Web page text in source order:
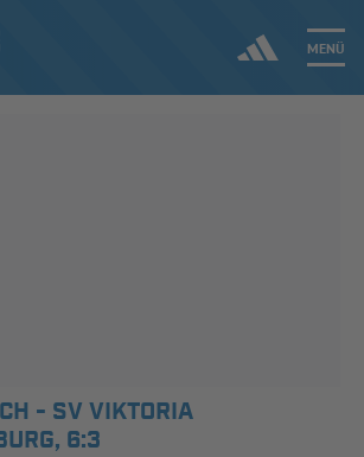
MENÜ
- SV VIKTORIA
6:3